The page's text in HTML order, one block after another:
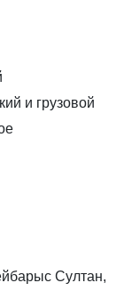
и грузовой
Султан,